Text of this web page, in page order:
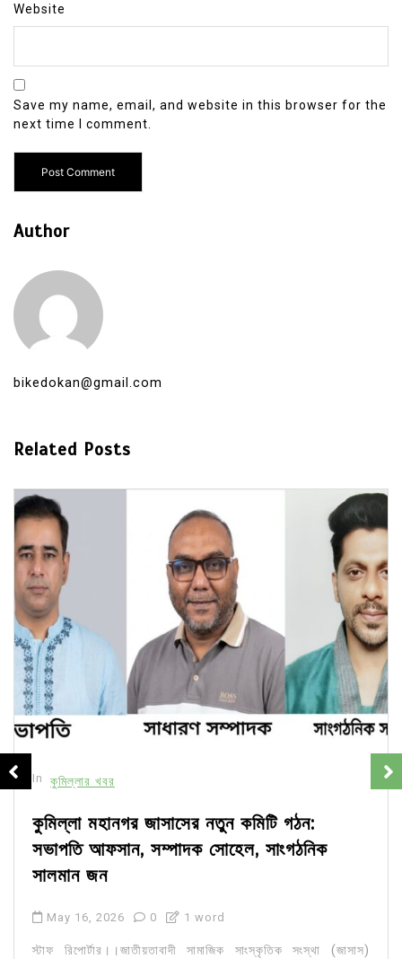
Website
Save my name, email, and website in this browser for the
next time I comment.
Author
bikedokan@gmail.com
Related Posts
In কুমিল্লার খবর
কুমিল্লা মহানগর জাসাসের নতুন কমিটি গঠন:
সভাপতি আফসান, সম্পাদক সোহেল, সাংগঠনিক
সালমান জন
May 16, 2026 0 1 word
স্টাফ রিপোর্টার।।জাতীয়তাবাদী সামাজিক সাংস্কৃতিক সংস্থা (জাসাস)